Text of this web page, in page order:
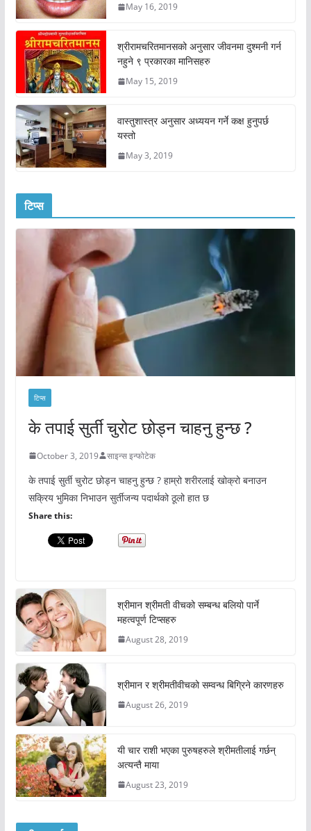
May 16, 2019
श्रीरामचरितमानसको अनुसार जीवनमा दुश्मनी गर्न
नहुने ९ प्रकारका मानिसहरु
May 15, 2019
वास्तुशास्त्र अनुसार अध्ययन गर्ने कक्ष हुनुपर्छ
यस्तो
May 3, 2019
टिप्स
टिप्स
के तपाई सुर्ती चुरोट छोड्न चाहनु हुन्छ ?
October 3, 2019 साइन्स इन्फोटेक
के तपाई सुर्ती चुरोट छोड्न चाहनु हुन्छ ? हाम्रो शरीरलाई खोक्रो बनाउन
सक्रिय भुमिका निभाउन सुर्तीजन्य पदार्थको ठूलो हात छ
Share this:
श्रीमान श्रीमती वीचको सम्बन्ध बलियो पार्ने
महत्वपूर्ण टिप्सहरु
August 28, 2019
श्रीमान र श्रीमतीवीचको सम्वन्ध बिग्रिने कारणहरु
August 26, 2019
यी चार राशी भएका पुरुषहरुले श्रीमतीलाई गर्छन्
अत्यन्तै माया
August 23, 2019